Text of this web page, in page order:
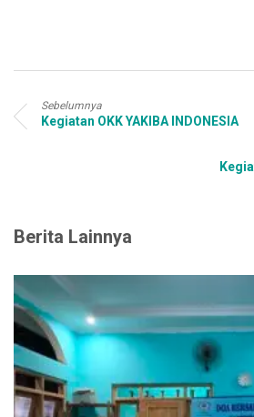
Sebelumnya
Kegiatan OKK YAKIBA INDONESIA
Berita Lainnya